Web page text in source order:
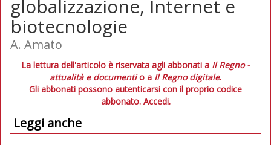
globalizzazione, Internet e
biotecnologie
A. Amato
La lettura dell'articolo è riservata agli abbonati a Il Regno -
attualità e documentio a Il Regno digitale.
Gli abbonati possono autenticarsi con il proprio codice
abbonato. Accedi.
Leggi anche